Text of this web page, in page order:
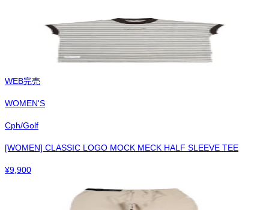
WEB完売
WOMEN'S
Cph/Golf
[WOMEN] CLASSIC LOGO MOCK MECK HALF SLEEVE TEE
¥9,900